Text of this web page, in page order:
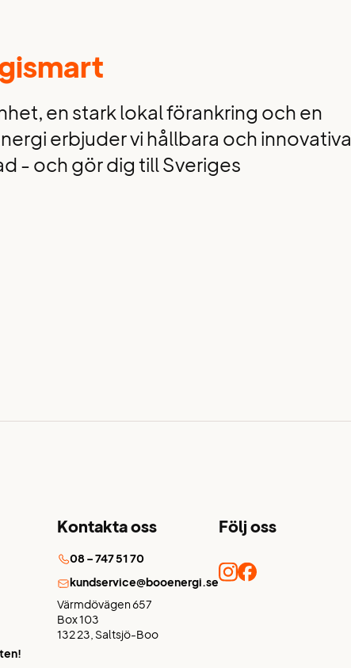
en stark lokal förankring och en
erbjuder vi hållbara och innovativa
- och gör dig till Sveriges
Kontakta oss
08 – 747 51 70
kundservice@booenergi.se
Värmdövägen 657
Box 103
132 23, Saltsjö-Boo
Följ oss